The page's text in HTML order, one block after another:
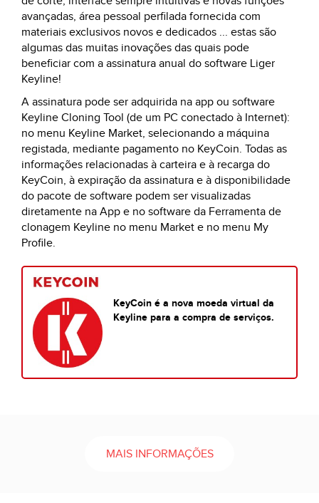
avançadas, área pessoal perfilada fornecida com
materiais exclusivos novos e dedicados ... estas são
algumas das muitas inovações das quais pode
beneficiar com a assinatura anual do software Liger
Keyline!
A assinatura pode ser adquirida na app ou software
Keyline Cloning Tool (de um PC conectado à Internet):
no menu Keyline Market, selecionando a máquina
registada, mediante pagamento no KeyCoin. Todas as
informações relacionadas à carteira e à recarga do
KeyCoin, à expiração da assinatura e à disponibilidade
do pacote de software podem ser visualizadas
diretamente na App e no software da Ferramenta de
clonagem Keyline no menu Market e no menu My
Profile.
KeyCoin é a nova moeda virtual da
Keyline para a compra de serviços.
MAIS INFORMAÇÕES